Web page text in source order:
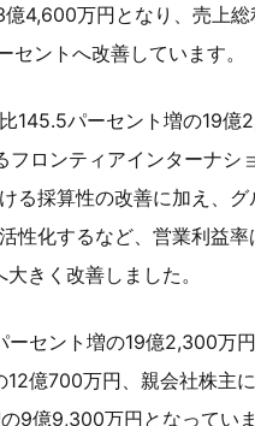
4,600万円となり、売上総
ントへ改善しています。
145.5パーセント増の19億
フロンティアインターナシ
る採算性の改善に加え、
性化するなど、営業利益
きく改善しました。
ーセント増の19億2,300万
億700万円、親会社株主
9億9,300万円となっていま